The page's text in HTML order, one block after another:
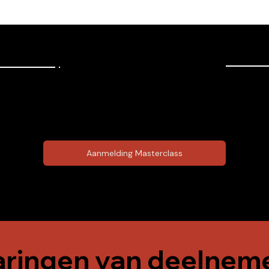
Inschrijven
Aanmelding Masterclass
van